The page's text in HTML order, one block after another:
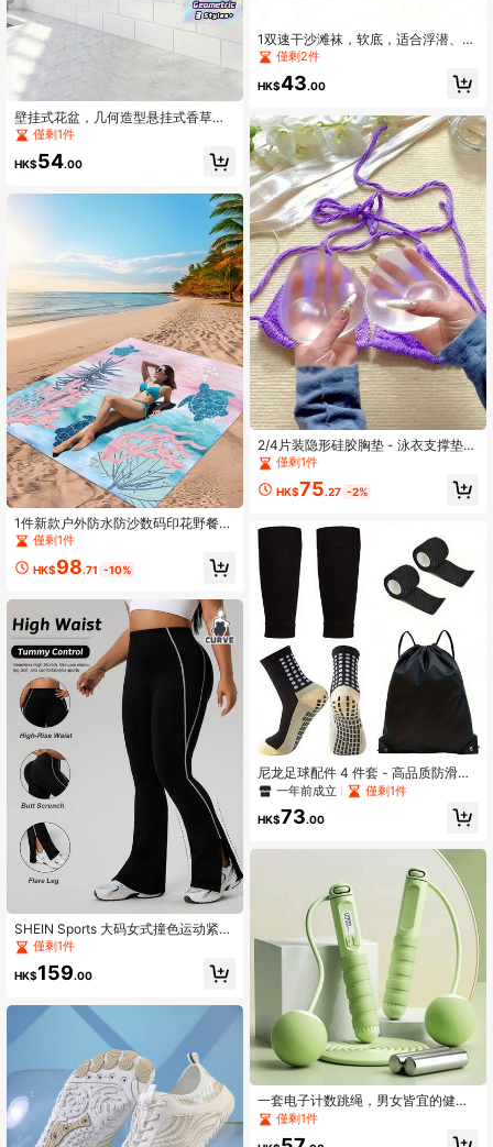
壁挂式花盆，几何造型悬挂式香草
盆，多功能壁挂收纳架，适用于多肉
植物、小物件、办公用品 - 黑/灰/白
僅剩1件
HK$54.00
1件新款户外防水防沙数码印花野餐
垫/沙滩巾，时尚清新图案，适合户外
僅剩1件
HK$98.71 -10%
SHEIN Sports 大码女式撞色运动紧身
裤，适合运动、工作和休闲穿着
僅剩1件
HK$159.00
1双速干沙滩袜，软底，适合浮潜、游
泳、划船、徒步旅行、冲浪 - 透气轻
便，必备沙滩配件，泳池漂浮物，沙
滩必备
僅剩2件
HK$43.00
2/4片装隐形硅胶胸垫 - 泳衣支撑垫和
聚拢垫，柔软、可水洗、可重复使
用、无痕塑形效果，适用于比基尼、
婚纱、泳池/海滩活动和派对，泳装配
僅剩1件
HK$75.27 -2%
尼龙足球配件 4 件套 - 高品质防滑高
性能短袜、保护腿套、抽绳运动包和
柔性运动胶带 - 透气针织面料、可机
洗、纯色设计
一年前成立 僅剩1件
HK$73.00
一套电子计数跳绳，男女皆宜的健身
运动僅剩1件